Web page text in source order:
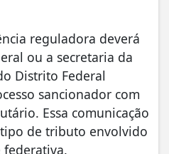
reguladora deverá
ou a secretaria da
Distrito Federal
sancionador com
Essa comunicação
de tributo envolvido
federativa.